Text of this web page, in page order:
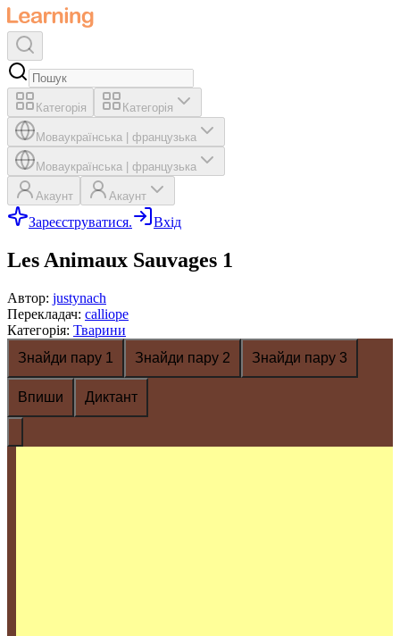
Категорія Категорія
Моваукраїнська французька
Моваукраїнська французька
Акаунт Акаунт
Зареєструватися. Вхід
Les Animaux Sauvages 1
Автор: justynach
Перекладач: calliope
Категорія: Тварини
Знайди пару 1
Знайди пару 2 Знайди пару 3
Впиши Диктант